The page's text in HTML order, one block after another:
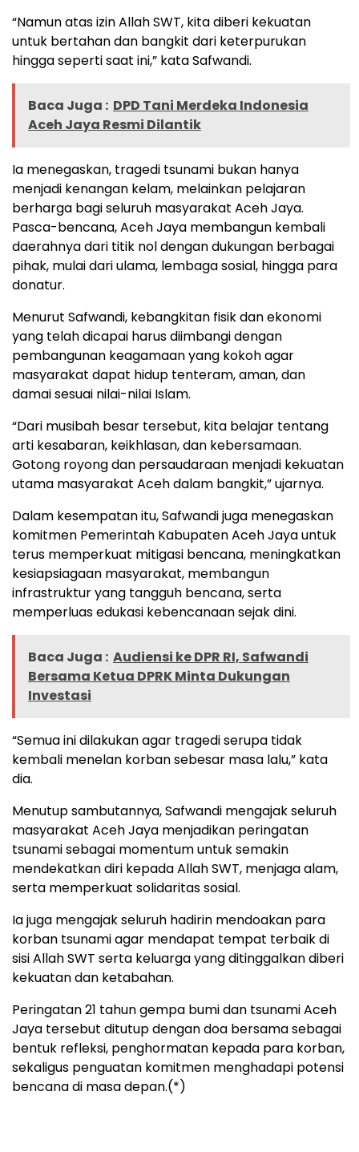
“Namun atas izin Allah SWT, kita diberi kekuatan
untuk bertahan dan bangkit dari keterpurukan
hingga seperti saat ini,” kata Safwandi.
Baca Juga : DPD Tani Merdeka Indonesia
Aceh Jaya Resmi Dilantik
Ia menegaskan, tragedi tsunami bukan hanya
menjadi kenangan kelam, melainkan pelajaran
berharga bagi seluruh masyarakat Aceh Jaya.
Pasca-bencana, Aceh Jaya membangun kembali
daerahnya dari titik nol dengan dukungan berbagai
pihak, mulai dari ulama, lembaga sosial, hingga para
donatur.
Menurut Safwandi, kebangkitan fisik dan ekonomi
yang telah dicapai harus diimbangi dengan
pembangunan keagamaan yang kokoh agar
masyarakat dapat hidup tenteram, aman, dan
damai sesuai nilai-nilai Islam.
“Dari musibah besar tersebut, kita belajar tentang
arti kesabaran, keikhlasan, dan kebersamaan.
Gotong royong dan persaudaraan menjadi kekuatan
utama masyarakat Aceh dalam bangkit,” ujarnya.
Dalam kesempatan itu, Safwandi juga menegaskan
komitmen Pemerintah Kabupaten Aceh Jaya untuk
terus memperkuat mitigasi bencana, meningkatkan
kesiapsiagaan masyarakat, membangun
infrastruktur yang tangguh bencana, serta
memperluas edukasi kebencanaan sejak dini.
Baca Juga : Audiensi ke DPR RI, Safwandi
Bersama Ketua DPRK Minta Dukungan
Investasi
“Semua ini dilakukan agar tragedi serupa tidak
kembali menelan korban sebesar masa lalu,” kata
dia.
Menutup sambutannya, Safwandi mengajak seluruh
masyarakat Aceh Jaya menjadikan peringatan
tsunami sebagai momentum untuk semakin
mendekatkan diri kepada Allah SWT, menjaga alam,
serta memperkuat solidaritas sosial.
Ia juga mengajak seluruh hadirin mendoakan para
korban tsunami agar mendapat tempat terbaik di
sisi Allah SWT serta keluarga yang ditinggalkan diberi
kekuatan dan ketabahan.
Peringatan 21 tahun gempa bumi dan tsunami Aceh
Jaya tersebut ditutup dengan doa bersama sebagai
bentuk refleksi, penghormatan kepada para korban,
sekaligus penguatan komitmen menghadapi potensi
bencana di masa depan.(*)